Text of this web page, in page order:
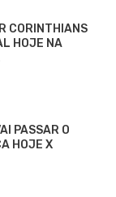
CORINTHIANS
HOJE NA
PASSAR O
HOJE X